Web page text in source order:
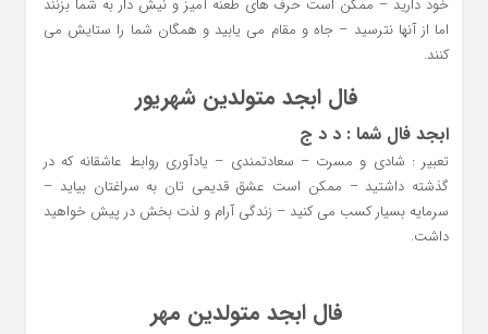
خود دارید – ممکن است حرف های طعنه آمیز و نیش دار به شما بزنند
اما از آنها نترسید – جاه و مقام می یابید و همگان شما را ستایش می
کنند.
فال ابجد متولدین شهریور
ابجد فال شما : د د ج
تعبیر : شادی و مسرت – سعادتمندی – یادآوری روابط عاشقانه که در
گذشته داشتید – ممکن است عشق قدیمی تان به سراغتان بیاید –
سرمایه بسیار کسب می کنید – زندگی آرام و لذت بخش در پیش خواهید
داشت.
فال ابجد متولدین مهر